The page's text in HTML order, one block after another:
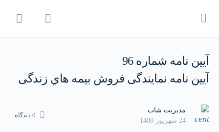
آیین نامه شماره 96
آﯾﯿﻦ ﻧﺎﻣﻪ ﻧﻤﺎﯾﻨﺪﮔﯽ ﻓﺮوش ﺑﯿﻤﻪ ﻫﺎي زﻧﺪﮔﯽ
مدیریت شاب
24 شهریور 1400
0 دیدگاه